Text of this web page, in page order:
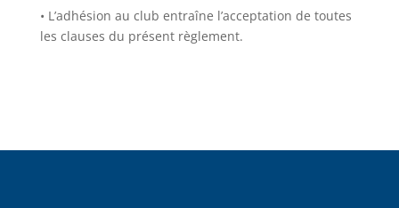
• L’adhésion au club entraîne l’acceptation de toutes
les clauses du présent règlement.